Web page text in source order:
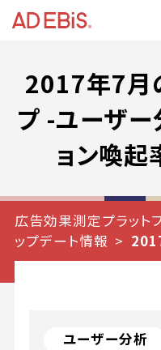
2017年7月
プ -ユーザ
ョン喚
広告効果測定プラット
ップデート情報
プ -ユーザー分析機能
を追加-
ユーザー分析